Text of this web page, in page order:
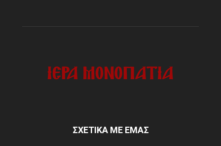
ΣΧΕΤΙΚΑ ΜΕ ΕΜΑΣ